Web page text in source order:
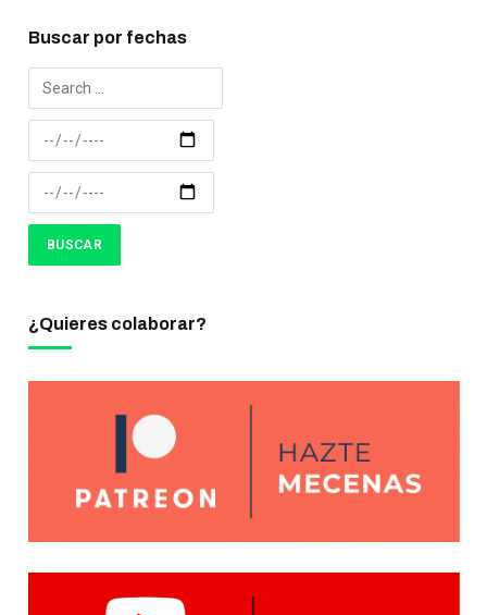
Buscar por fechas
¿Quieres colaborar?